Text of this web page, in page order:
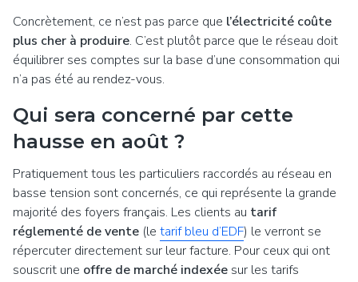
Concrètement, ce n’est pas parce que l’électricité coûte
plus cher à produire. C’est plutôt parce que le réseau doit
équilibrer ses comptes sur la base d’une consommation qui
n’a pas été au rendez-vous.
Qui sera concerné par cette
hausse en août ?
Pratiquement tous les particuliers raccordés au réseau en
basse tension sont concernés, ce qui représente la grande
majorité des foyers français. Les clients au tarif
réglementé de vente (le tarif bleu d’EDF) le verront se
répercuter directement sur leur facture. Pour ceux qui ont
souscrit une offre de marché indexée sur les tarifs